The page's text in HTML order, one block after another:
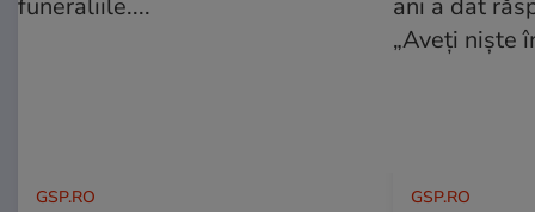
GSP.RO GSP.RO